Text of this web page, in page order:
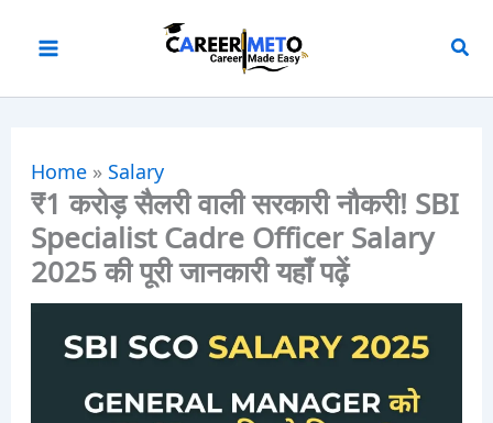
Home» Salary
₹1 करोड़ सैलरी वाली सरकारी नौकरी! SBI
Specialist Cadre Officer Salary
2025 की पूरी जानकारी यहाँ पढ़ें